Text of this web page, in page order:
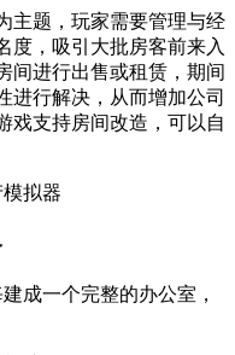
主题，玩家需要管理与经
度，吸引大批房客前来入
间进行出售或租赁，期间
进行解决，从而增加公司
戏支持房间改造，可以自
成一个完整的办公室，